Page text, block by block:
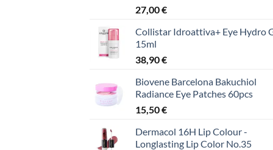
27,00€
Collistar Idroattiva+ Eye Hydro
15ml
38,90€
Biovene Barcelona Bakuchiol
Radiance Eye Patches 60pcs
15,50€
Dermacol 16H Lip Colour -
Longlasting Lip Color No.35